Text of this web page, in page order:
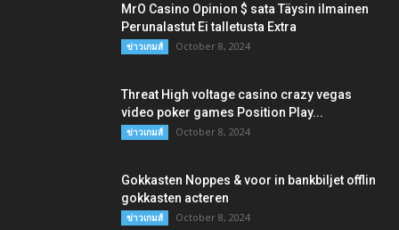
MrO Casino Opinion $ sata Täysin ilmainen
Perunalastut Ei talletusta Extra
ข่าวเกมส์ October 8, 2024
Threat High voltage casino crazy vegas
video poker games Position Play...
ข่าวเกมส์ October 8, 2024
Gokkasten Noppes & voor in bankbiljet offlin
gokkasten acteren
ข่าวเกมส์ October 8, 2024